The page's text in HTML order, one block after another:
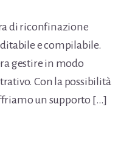
di riconfinazione
e compilabile.
gestire in modo
Con la possibilità
un supporto […]